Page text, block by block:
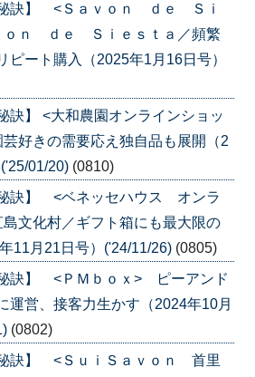
秘訣】 <Ｓａｖｏｎ ｄｅ Ｓｉ
ｏｎ ｄｅ Ｓｉｅｓｔａ／頻繁
ピート購入（2025年1月16日号）
訣】 <大和農園オンラインショッ
好きの需要応え独自品も展開（2
01/20) (0810)
秘訣】 <ベネッセハウス オンラ
文化村／ギフト箱にも最大限の
11月21日号）('24/11/26) (0805)
秘訣】 <ＰＭｂｏｘ> ピーアンド
運営、接客力生かす（2024年10月
(0802)
秘訣】 <ＳｕｉＳａｖｏｎ 首里